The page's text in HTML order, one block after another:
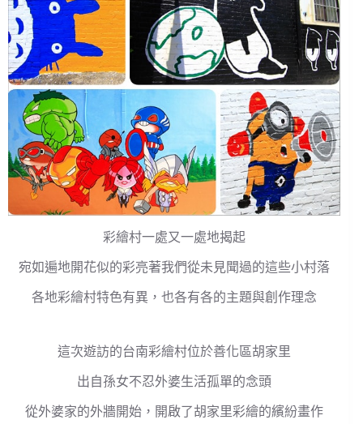
彩繪村一處又一處地揭起
宛如遍地開花似的彩亮著我們從未見聞過的這些小村落
各地彩繪村特色有異，也各有各的主題與創作理念
這次遊訪的台南彩繪村位於善化區胡家里
出自孫女不忍外婆生活孤單的念頭
從外婆家的外牆開始，開啟了胡家里彩繪的繽紛畫作